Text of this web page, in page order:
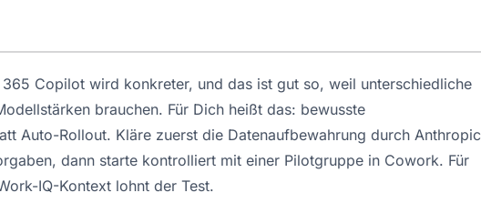
Copilot wird konkreter, und das ist gut so, weil unterschiedliche
brauchen. Für Dich heißt das: bewusste
Auto-Rollout. Kläre zuerst die Datenaufbewahrung durch Anthropic
dann starte kontrolliert mit einer Pilotgruppe in Cowork. Für
IQ-Kontext lohnt der Test.